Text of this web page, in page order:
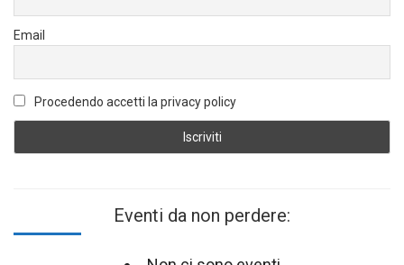
Email
Procedendo accetti la privacy policy
Eventi da non perdere: